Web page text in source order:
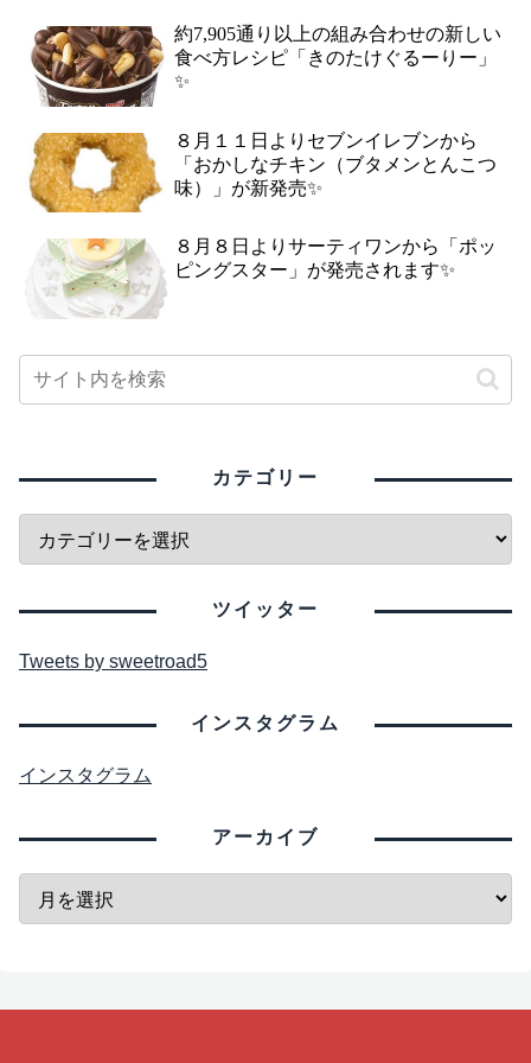
約7,905通り以上の組み合わせの新しい
食べ方レシピ「きのたけぐるーりー」
✨
８月１１日よりセブンイレブンから
「おかしなチキン（ブタメンとんこつ
味）」が新発売✨
８月８日よりサーティワンから「ポッ
ピングスター」が発売されます✨
カテゴリー
ツイッター
Tweets by sweetroad5
インスタグラム
インスタグラム
アーカイブ